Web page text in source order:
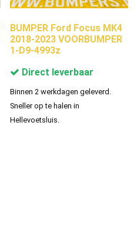
BUMPER Ford Focus MK4
2018-2023 VOORBUMPER
1-D9-4993z
Direct leverbaar
Binnen 2 werkdagen geleverd.
Sneller op te halen in
Hellevoetsluis.